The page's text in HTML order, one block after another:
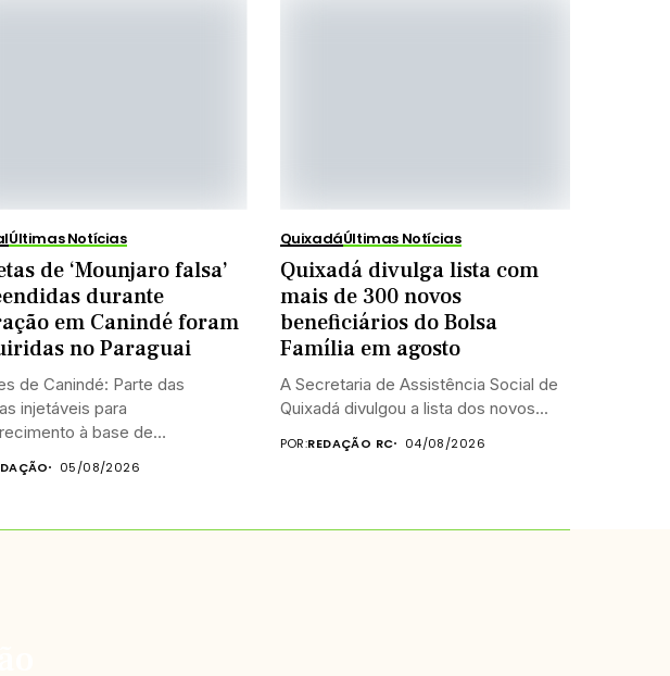
Últimas Notícias
de ‘Mounjaro falsa’
durante
em Canindé foram
no Paraguai
de Canindé: Parte das
injetáveis para
à base de
05/08/2026
QuixadáÚltimas Notícias
Quixadá divulga lista com
mais de 300 novos
beneficiários do Bolsa
Família em agosto
A Secretaria de Assistência Social de
Quixadá divulgou a lista dos novos...
POR:REDAÇÃO RC 04/08/2026